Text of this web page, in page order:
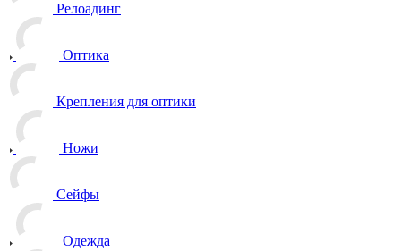
Релоадинг
Оптика
Крепления для оптики
Ножи
Сейфы
Одежда